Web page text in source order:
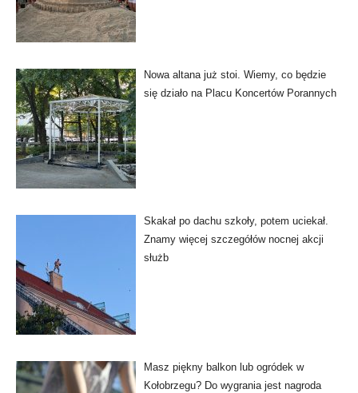
Nowa altana już stoi. Wiemy, co będzie
się działo na Placu Koncertów Porannych
Skakał po dachu szkoły, potem uciekał.
Znamy więcej szczegółów nocnej akcji
służb
Masz piękny balkon lub ogródek w
Kołobrzegu? Do wygrania jest nagroda